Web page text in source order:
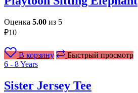
Оценка 5.00 из 5
₽10
В корзину
Быстрый просмотр
6 - 8 Years
Sister Jersey Tee